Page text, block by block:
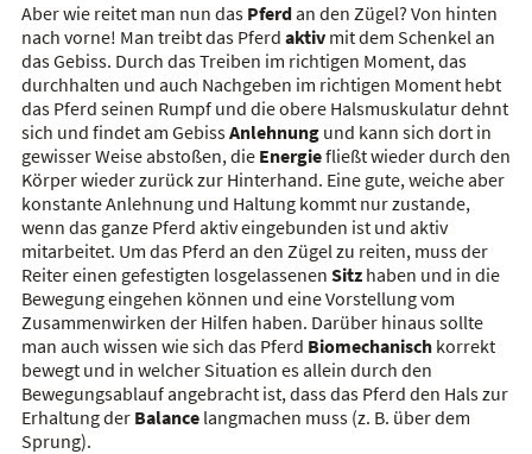
Aber wie reitet man nun das Pferdan den Zügel? Von hinten
nach vorne! Man treibt das Pferd aktivmit dem Schenkel an
das Gebiss. Durch das Treiben im richtigen Moment, das
durchhalten und auch Nachgeben im richtigen Moment hebt
das Pferd seinen Rumpf und die obere Halsmuskulatur dehnt
sich und findet am GebissAnlehnungund kann sich dort in
gewisser Weise abstoßen, die Energiefließt wieder durch den
Körper wieder zurück zur Hinterhand. Eine gute, weiche aber
konstante Anlehnung und Haltung kommt nur zustande,
wenn das ganze Pferd aktiv eingebunden ist und aktiv
mitarbeitet. Um das Pferd an den Zügel zu reiten, muss der
Reiter einen gefestigten losgelassenen Sitzhaben und in die
Bewegung eingehen können und eine Vorstellung vom
Zusammenwirken der Hilfen haben. Darüber hinaus sollte
man auch wissen wie sich das Pferd Biomechanischkorrekt
bewegt und in welcher Situation es allein durch den
Bewegungsablauf angebracht ist, dass das Pferd den Hals zur
Erhaltung der Balancelangmachen muss (z. B. über dem
Sprung).